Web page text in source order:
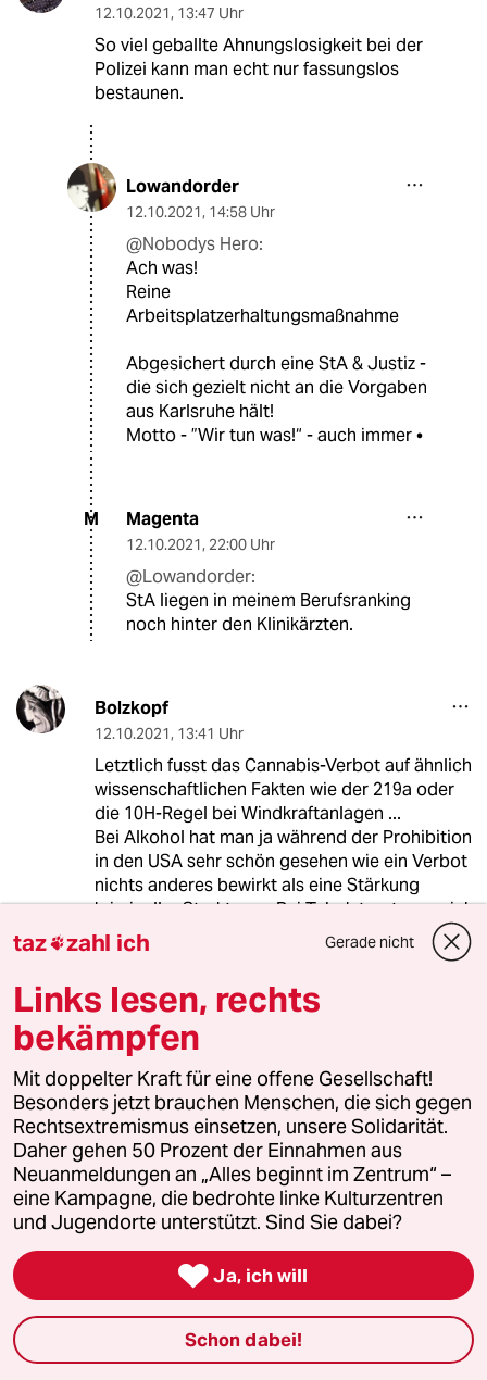
12.10.2021, 13:47 Uhr
So viel geballte Ahnungslosigkeit bei der
Polizei kann man echt nur fassungslos
bestaunen.
Lowandorder
12.10.2021, 14:58 Uhr
@Nobodys Hero:
Ach was!
Reine
Arbeitsplatzerhaltungsmaßnahme
Abgesichert durch eine StA & Justiz -
die sich gezielt nicht an die Vorgaben
aus Karlsruhe hält!
Motto - ”Wir tun was!“ - auch immer •
M Magenta
12.10.2021, 22:00 Uhr
@Lowandorder:
StA liegen in meinem Berufsranking
noch hinter den Klinikärzten.
Bolzkopf
12.10.2021, 13:41 Uhr
Letztlich fusst das Cannabis-Verbot auf ähnlich
wissenschaftlichen Fakten wie der 219a oder
die 10H-Regel bei Windkraftanlagen ...
Bei Alkohol hat man ja während der Prohibition
in den USA sehr schön gesehen wie ein Verbot
nichts anderes bewirkt als eine Stärkung
krimineller Strukturen. Bei Tabak traut man sich
das daher nicht und bei anderen Drogen
schaut man lieber erst garnicht so genau hin ....
spannender, wie in den USA legale Drogen
(Opioide) den Markt überschwemmt haben -
nur deshalb, weil gewisse Pharmafirmen damit
Unsummen verdienen.
Bolzkopf
12.10.2021 ,13:26 Uhr
Die "Asbach-uralt" Argumentation gegen
ist das einen "Asbach-uralt" wert :-)
taz zahl ich Gerade nicht
Links lesen, rechts
bekämpfen
Mit doppelter Kraft für eine offene Gesellschaft!
Besonders jetzt brauchen Menschen, die sich gegen
Rechtsextremismus einsetzen, unsere Solidarität.
Daher gehen 50 Prozent der Einnahmen aus
Neuanmeldungen an „Alles beginnt im Zentrum“ –
eine Kampagne, die bedrohte linke Kulturzentren
und Jugendorte unterstützt. Sind Sie dabei?
 Ja, ich will
Schon dabei!